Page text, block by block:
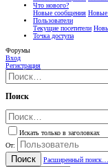
Что нового?
Новые сообщения Новые
Пользователи
Текущие посетители
Точка доступа
Форумы
Вход
Регистрация
Поиск
Искать только в заголовках
От:
Поиск Расширенный поиск…